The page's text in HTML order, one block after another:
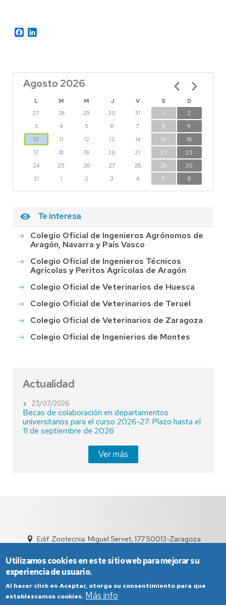
Facebook
Agosto 2026
L M M J V S
D
27
28 29 30 31 1
2
3
4 5 6 7 8
9
10
11 12 13 14 15
16
17
18 19 20 21 22
23
24
25 26 27 28 29
30
31
1 2 3 4 5 6
Paginación
Te interesa
Colegio Oficial de Ingenieros Agrónomos de
Aragón, Navarra y País Vasco
Colegio Oficial de Ingenieros Técnicos
Agrícolas y Peritos Agrícolas de Aragón
Colegio Oficial de Veterinarios de Huesca
Colegio Oficial de Veterinarios de Teruel
Colegio Oficial de Veterinarios de Zaragoza
Colegio Oficial de Ingenierios de Montes
Actualidad
23/07/2026
Becas de colaboración en departamentos
universitarios para el curso 2026-27. Plazo hasta el
11 de septiembre de 2026
Ver más
Edif. Zootecnia. Miguel Servet, 177 50013-Zaragoza
Utilizamos cookies en este sitio web para mejorar su
experiencia de usuario.
Al hacer click en Aceptar, otorga su consentimiento para que
establezcamos cookies. Más info